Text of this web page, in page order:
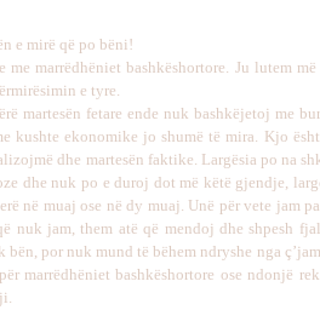
e mirë që po bëni!
marrëdhëniet bashkëshortore. Ju lutem
e tyre.
martesën fetare ende nuk bashkëjetoj me
kushte ekonomike jo shumë të mira. Kjo
dhe martesën faktike. Largësia po na
dhe nuk po e duroj dot më këtë gjendje,
në muaj ose në dy muaj. Unë për vete jam
nuk jam, them atë që mendoj dhe shpesh
por nuk mund të bëhem ndryshe nga
marrëdhëniet bashkëshortore ose ndonjë